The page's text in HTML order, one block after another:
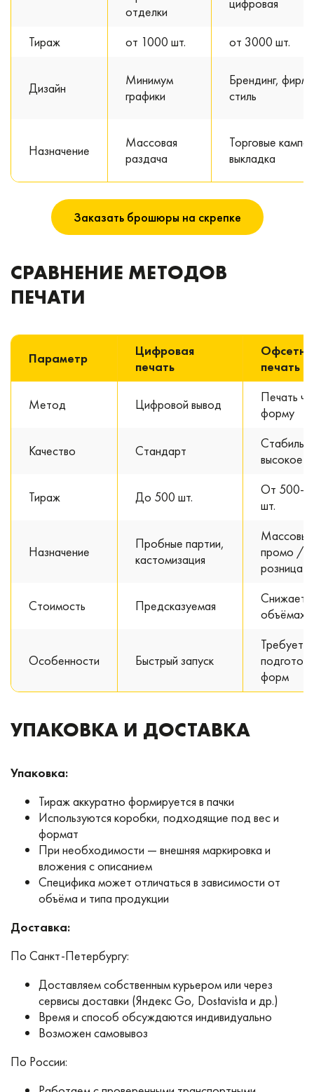
отделки
цифровая
Тираж от 1000 шт. от 3000 шт.
Дизайн
Минимум
графики
Брендинг,
стиль
Назначение
Массовая
раздача
Торговые
выкладка
Заказать брошюры на скрепке
СРАВНЕНИЕ МЕТОДОВ
ПЕЧАТИ
Параметр
Цифровая
печать
печать
Метод Цифровой вывод
Печать
форму
Качество Стандарт
высокое
Тираж До 500 шт.
От
шт.
Назначение
Пробные партии,
кастомизация
Массовый
промо /
розница
Стоимость Предсказуемая
объёмах
Особенности Быстрый запуск
Требует
форм
УПАКОВКА И ДОСТАВКА
Упаковка:
Тираж аккуратно формируется в пачки
Используются коробки, подходящие под вес и
формат
При необходимости — внешняя маркировка и
вложения с описанием
Специфика может отличаться в зависимости от
объёма и типа продукции
Доставка:
По Санкт-Петербургу:
Доставляем собственным курьером или через
сервисы доставки (Яндекс Go, Dostavista и др.)
Время и способ обсуждаются индивидуально
Возможен самовывоз
По России: